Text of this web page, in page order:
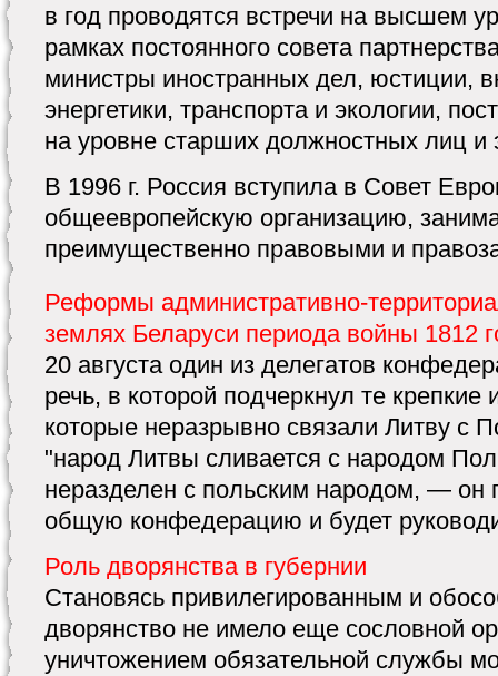
в год проводятся встречи на высшем
рамках постоянного совета
министры иностранных дел, юстиции,
энергетики, транспорта и экологии,
на уровне старших должностных лиц и
В 1996 г. Россия вступила в Совет
общеевропейскую организацию,
преимущественно правовыми и
Реформы административно-
землях Беларуси периода войны 1812
20 августа один из делегатов
речь, в которой подчеркнул те крепкие
которые неразрывно связали Литву с
"народ Литвы сливается с народом
неразделен с польским народом, — он
общую конфедерацию и будет
Роль дворянства в губернии
Становясь привилегированным и
дворянство не имело еще сословной
уничтожением обязательной службы